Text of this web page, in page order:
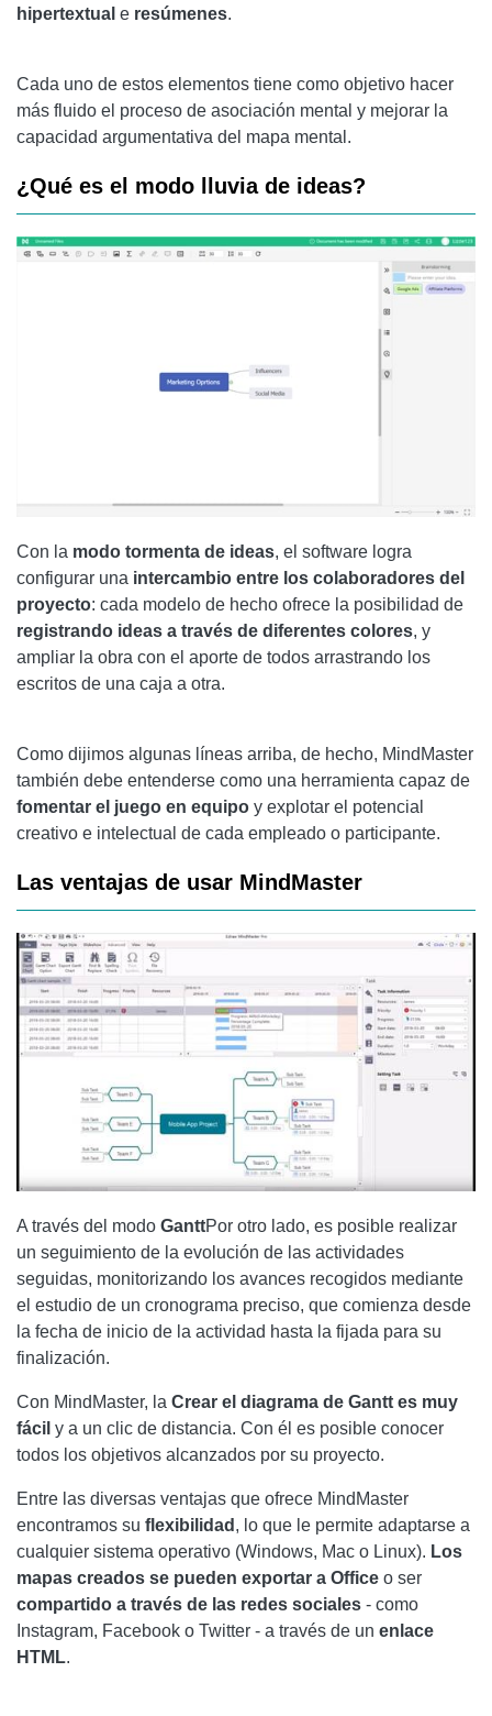
hipertextual e resúmenes.
Cada uno de estos elementos tiene como objetivo hacer
más fluido el proceso de asociación mental y mejorar la
capacidad argumentativa del mapa mental.
¿Qué es el modo lluvia de ideas?
Con la modo tormenta de ideas, el software logra
configurar una intercambio entre los colaboradores del
proyecto: cada modelo de hecho ofrece la posibilidad de
registrando ideas a través de diferentes colores, y
ampliar la obra con el aporte de todos arrastrando los
escritos de una caja a otra.
Como dijimos algunas líneas arriba, de hecho, MindMaster
también debe entenderse como una herramienta capaz de
fomentar el juego en equipo y explotar el potencial
creativo e intelectual de cada empleado o participante.
Las ventajas de usar MindMaster
A través del modo GanttPor otro lado, es posible realizar
un seguimiento de la evolución de las actividades
seguidas, monitorizando los avances recogidos mediante
el estudio de un cronograma preciso, que comienza desde
la fecha de inicio de la actividad hasta la fijada para su
finalización.
Con MindMaster, la Crear el diagrama de Gantt es muy
fácil y a un clic de distancia. Con él es posible conocer
todos los objetivos alcanzados por su proyecto.
Entre las diversas ventajas que ofrece MindMaster
encontramos su flexibilidad , lo que le permite adaptarse a
cualquier sistema operativo (Windows, Mac o Linux). Los
mapas creados se pueden exportar a Office o ser
compartido a través de las redes sociales - como
Instagram, Facebook o Twitter - a través de un enlace
HTML.